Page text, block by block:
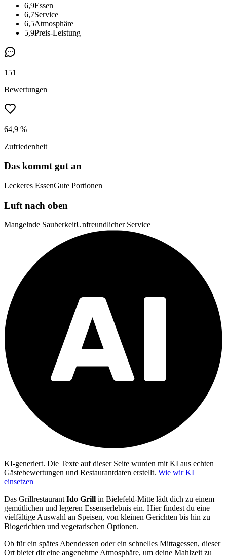
6,9Essen
6,7Service
6,5Atmosphäre
5,9Preis-Leistung
151
Bewertungen
64,9 %
Zufriedenheit
Das kommt gut an
Leckeres EssenGute Portionen
Luft nach oben
Mangelnde SauberkeitUnfreundlicher Service
KI-generiert. Die Texte auf dieser Seite wurden mit KI aus echten
Gästebewertungen und Restaurantdaten erstellt. Wie wir KI
einsetzen
Das Grillrestaurant Ido Grill in Bielefeld-Mitte lädt dich zu einem
gemütlichen und legeren Essenserlebnis ein. Hier findest du eine
vielfältige Auswahl an Speisen, von kleinen Gerichten bis hin zu
Biogerichten und vegetarischen Optionen.
Ob für ein spätes Abendessen oder ein schnelles Mittagessen, dieser
Ort bietet dir eine angenehme Atmosphäre, um deine Mahlzeit zu